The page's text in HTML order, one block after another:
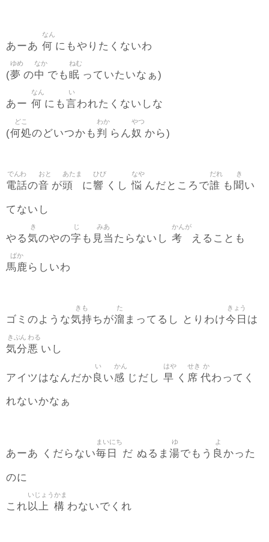
あーあ 何
なん
にもやりたくないわ
(夢
ゆめ
の中
なか
でも眠
ねむ
っていたいなぁ)
あー 何
なん
にも言
い
われたくないしな
(何処
どこ
のどいつかも 判
わか
らん奴
やつ
から)
電話
でんわ
の音
おと
が頭
あたま
に響
ひび
くし悩
なや
んだところで誰
だれ
も 聞
き
い
てないし
やる気
き
のやの字
じ
も 見当
みあ
たらないし 考
かんが
えることも
馬鹿
ばか
らしいわ
ゴミのような気持
きも
ちが溜
た
まってるし とりわけ今日
きょう
は
気分
きぶん
悪
わる
いし
アイツはなんだか良
い
い感
かん
じだし 早
はや
く 席
せき
代
か
わってく
れないかなぁ
あーあ くだらない毎日
まいにち
だ ぬるま 湯
ゆ
でもう 良
よ
かった
のに
これ 以上
いじょう
構
かま
わないでくれ